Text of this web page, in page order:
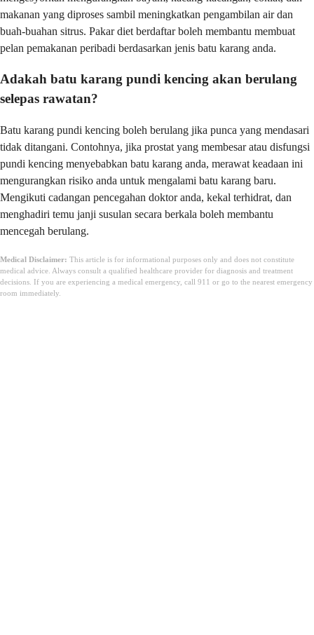
makanan yang diproses sambil meningkatkan pengambilan air dan
buah-buahan sitrus. Pakar diet berdaftar boleh membantu membuat
pelan pemakanan peribadi berdasarkan jenis batu karang anda.
Adakah batu karang pundi kencing akan berulang
selepas rawatan?
Batu karang pundi kencing boleh berulang jika punca yang mendasari
tidak ditangani. Contohnya, jika prostat yang membesar atau disfungsi
pundi kencing menyebabkan batu karang anda, merawat keadaan ini
mengurangkan risiko anda untuk mengalami batu karang baru.
Mengikuti cadangan pencegahan doktor anda, kekal terhidrat, dan
menghadiri temu janji susulan secara berkala boleh membantu
mencegah berulang.
Medical Disclaimer: This article is for informational purposes only and does not constitute
medical advice. Always consult a qualified healthcare provider for diagnosis and treatment
decisions. If you are experiencing a medical emergency, call 911 or go to the nearest emergency
room immediately.